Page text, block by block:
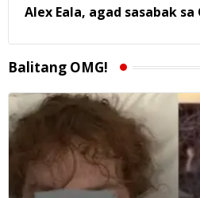
Alex Eala, agad sasabak sa
Balitang OMG!